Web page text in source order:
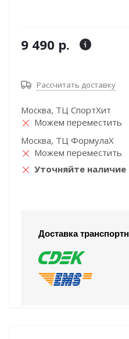
9 490 р.
Рассчитать доставку
Москва, ТЦ СпортХит
Можем переместить
Москва, ТЦ ФормулаХ
Можем переместить
Уточняйте наличие
Доставка